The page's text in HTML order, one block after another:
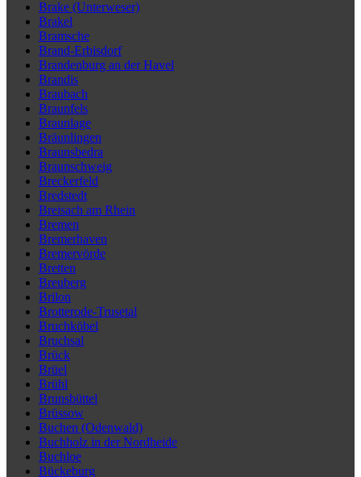
Brake (Unterweser)
Brakel
Bramsche
Brand-Erbisdorf
Brandenburg an der Havel
Brandis
Braubach
Braunfels
Braunlage
Bräunlingen
Braunsbedra
Braunschweig
Breckerfeld
Bredstedt
Breisach am Rhein
Bremen
Bremerhaven
Bremervörde
Bretten
Breuberg
Brilon
Brotterode-Trusetal
Bruchköbel
Bruchsal
Brück
Brüel
Brühl
Brunsbüttel
Brüssow
Buchen (Odenwald)
Buchholz in der Nordheide
Buchloe
Bückeburg